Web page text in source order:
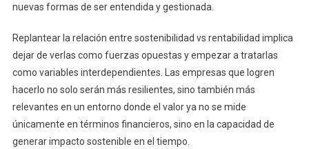
nuevas formas de ser entendida y gestionada.
Replantear la relación entre sostenibilidad vs rentabilidad implica
dejar de verlas como fuerzas opuestas y empezar a tratarlas
como variables interdependientes. Las empresas que logren
hacerlo no solo serán más resilientes, sino también más
relevantes en un entorno donde el valor ya no se mide
únicamente en términos financieros, sino en la capacidad de
generar impacto sostenible en el tiempo.